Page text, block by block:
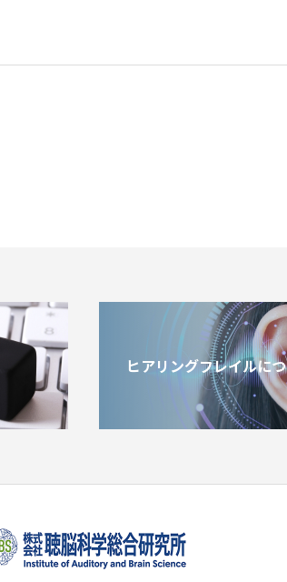
ヒアリングフレイルに